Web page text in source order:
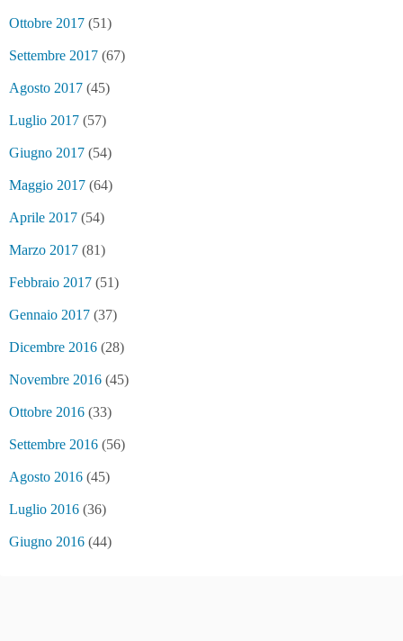
Ottobre 2017 (51)
Settembre 2017 (67)
Agosto 2017 (45)
Luglio 2017 (57)
Giugno 2017 (54)
Maggio 2017 (64)
Aprile 2017 (54)
Marzo 2017 (81)
Febbraio 2017 (51)
Gennaio 2017 (37)
Dicembre 2016 (28)
Novembre 2016 (45)
Ottobre 2016 (33)
Settembre 2016 (56)
Agosto 2016 (45)
Luglio 2016 (36)
Giugno 2016 (44)